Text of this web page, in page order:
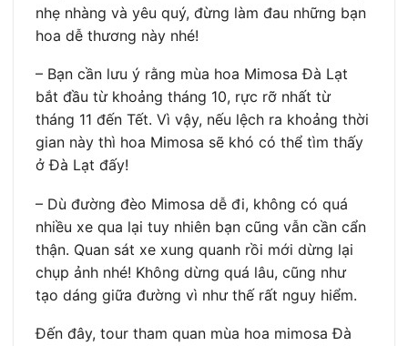
nhẹ nhàng và yêu quý, đừng làm đau những bạn
hoa dễ thương này nhé!
– Bạn cần lưu ý rằng mùa hoa Mimosa Đà Lạt
bắt đầu từ khoảng tháng 10, rực rỡ nhất từ
tháng 11 đến Tết. Vì vậy, nếu lệch ra khoảng thời
gian này thì hoa Mimosa sẽ khó có thể tìm thấy
ở Đà Lạt đấy!
– Dù đường đèo Mimosa dễ đi, không có quá
nhiều xe qua lại tuy nhiên bạn cũng vẫn cần cẩn
thận. Quan sát xe xung quanh rồi mới dừng lại
chụp ảnh nhé! Không dừng quá lâu, cũng như
tạo dáng giữa đường vì như thế rất nguy hiểm.
Đến đây, tour tham quan mùa hoa mimosa Đà